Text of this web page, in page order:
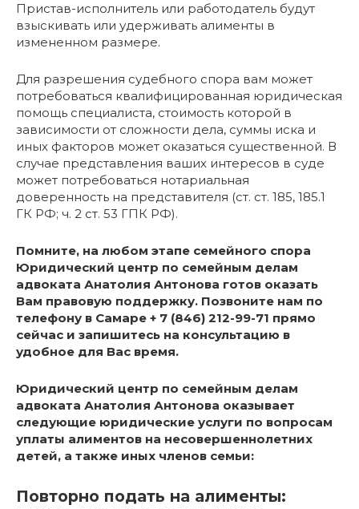
Пристав-исполнитель или работодатель будут
взыскивать или удерживать алименты в
измененном размере.
Для разрешения судебного спора вам может
потребоваться квалифицированная юридическая
помощь специалиста, стоимость которой в
зависимости от сложности дела, суммы иска и
иных факторов может оказаться существенной. В
случае представления ваших интересов в суде
может потребоваться нотариальная
доверенность на представителя (ст. ст. 185, 185.1
ГК РФ; ч. 2 ст. 53 ГПК РФ).
Помните, на любом этапе семейного спора
Юридический центр по семейным делам
адвоката Анатолия Антонова готов оказать
Вам правовую поддержку. Позвоните нам по
телефону в Самаре + 7 (846) 212-99-71 прямо
сейчас и запишитесь на консультацию в
удобное для Вас время.
Юридический центр по семейным делам
адвоката Анатолия Антонова оказывает
следующие юридические услуги по вопросам
уплаты алиментов на несовершеннолетних
детей, а также иных членов семьи:
Повторно подать на алименты: